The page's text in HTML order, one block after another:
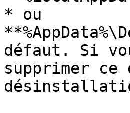
* ou
défaut. Si
supprimer